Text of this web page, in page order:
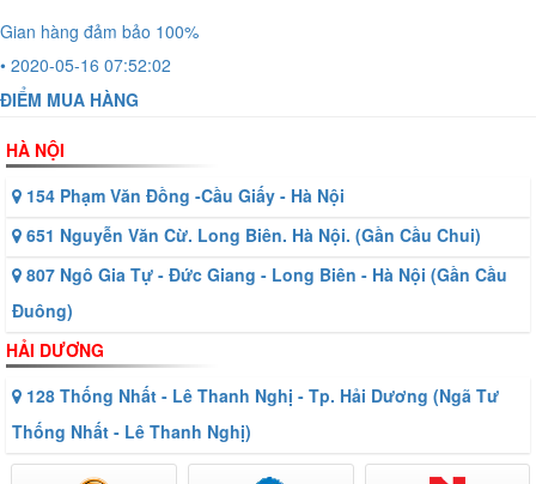
Gian hàng đảm bảo 100%
• 2020-05-16 07:52:02
ĐIỂM MUA HÀNG
HÀ NỘI
154 Phạm Văn Đồng -Cầu Giấy - Hà Nội
651 Nguyễn Văn Cừ. Long Biên. Hà Nội. (Gần Cầu Chui)
807 Ngô Gia Tự - Đức Giang - Long Biên - Hà Nội (Gần Cầu
Đuông)
HẢI DƯƠNG
128 Thống Nhất - Lê Thanh Nghị - Tp. Hải Dương (Ngã Tư
Thống Nhất - Lê Thanh Nghị)